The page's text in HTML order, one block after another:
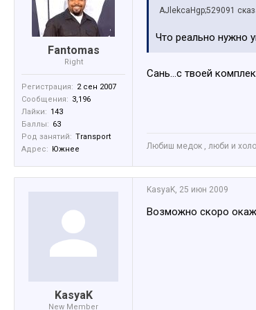
Fantomas
Right
Регистрация: 2 сен 2007
Сообщения: 3,196
Лайки: 143
Баллы: 63
Род занятий: Transport
Адрес: Южнее
AJlekcaHgp;529091
Что реально нужно
Сань...с твоей
Любиш медок , люби и
KasyaK
New Member
KasyaK, 25 июн 2009
Возможно скоро